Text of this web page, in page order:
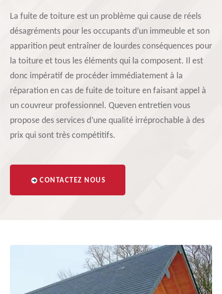
La fuite de toiture est un problème qui cause de réels
désagréments pour les occupants d’un immeuble et son
apparition peut entraîner de lourdes conséquences pour
la toiture et tous les éléments qui la composent. Il est
donc impératif de procéder immédiatement à la
réparation en cas de fuite de toiture en faisant appel à
un couvreur professionnel. Queven entretien vous
propose des services d’une qualité irréprochable à des
prix qui sont très compétitifs.
CONTACTEZ NOUS